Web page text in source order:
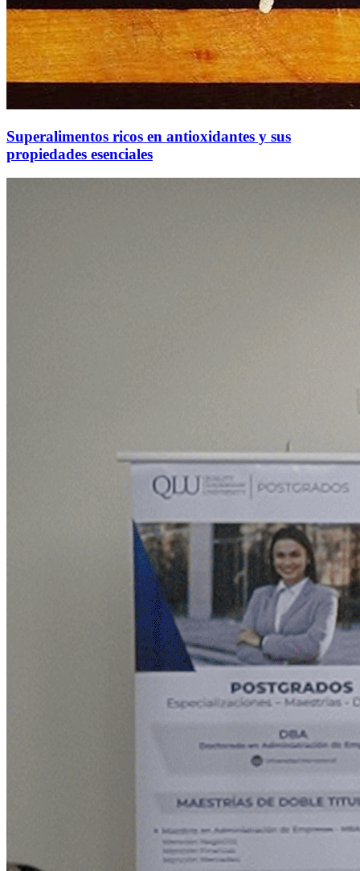
Superalimentos ricos en antioxidantes y sus
propiedades esenciales